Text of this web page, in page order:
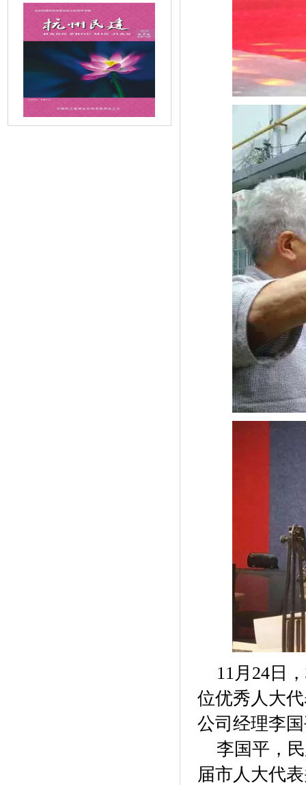
11月24日
位优秀人大
公司经理李
李国平，民
届市人大代